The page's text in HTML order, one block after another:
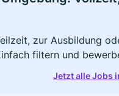
zur Ausbildung
filtern und
Jetzt alle Jobs